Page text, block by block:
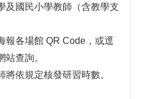
及國民小學教師（含教學支
報各場館 QR Code，或逕
查詢。
依規定核發研習時數。